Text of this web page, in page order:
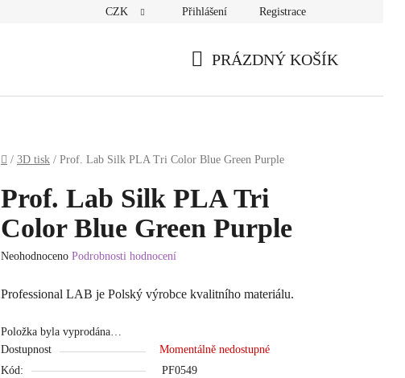
CZK Přihlášení Registrace
PRÁZDNÝ KOŠÍK
Domů
/ 3D tisk / Prof. Lab Silk PLA Tri Color Blue Green Purple
Prof. Lab Silk PLA Tri
Color Blue Green Purple
Průměrné
produktu
0.0
z
5
Neohodnoceno Podrobnosti hodnocení
Professional LAB je Polský výrobce kvalitního materiálu.
Položka byla vyprodána…
Dostupnost
Momentálně nedostupné
Kód:
PF0549